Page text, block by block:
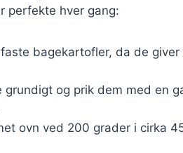
perfekte hver gang:
bagekartofler, da de
grundigt og prik dem med en
ovn ved 200 grader i cirka